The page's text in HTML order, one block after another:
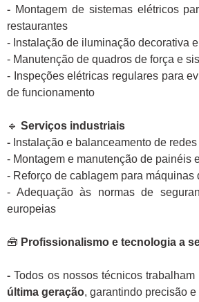
- Montagem de sistemas elétricos
restaurantes
- Instalação de iluminação decorativa
- Manutenção de quadros de força e
- Inspeções elétricas regulares para
de funcionamento
🔹 Serviços industriais
- Instalação e balanceamento de
- Montagem e manutenção de painéis
- Reforço de cablagem para máquinas
- Adequação às normas de
europeias
🧰 Profissionalismo e tecnologia a
-Todos os nossos técnicos trabalham
última geração, garantindo precisão